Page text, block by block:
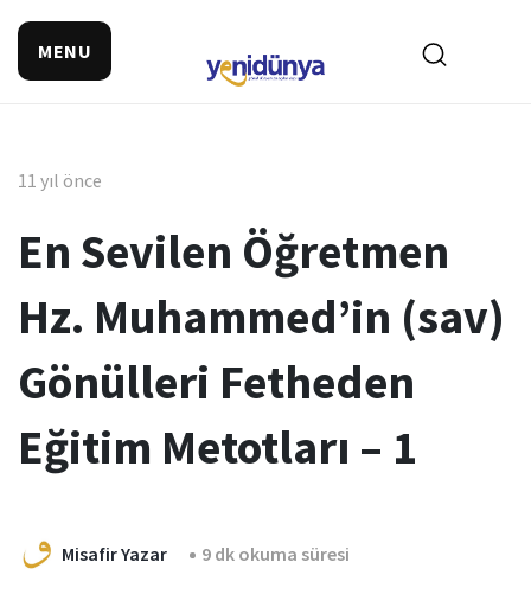
MENU
11 yıl önce
En Sevilen Öğretmen
Hz. Muhammed’in (sav)
Gönülleri Fetheden
Eğitim Metotları – 1
Misafir Yazar 9 dk okuma süresi